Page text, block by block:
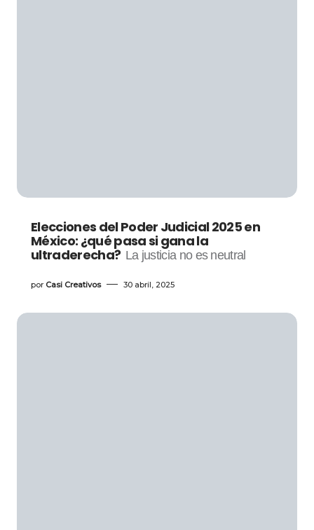
Elecciones del Poder Judicial 2025 en
México: ¿qué pasa si gana la
ultraderecha? La justicia no es neutral
por Casi Creativos 30 abril, 2025